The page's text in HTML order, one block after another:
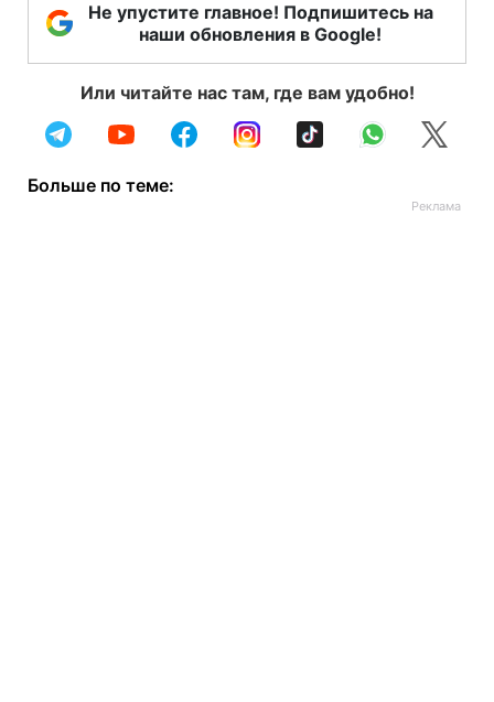
Не упустите главное! Подпишитесь на
наши обновления в Google!
Или читайте нас там, где вам удобно!
Больше по теме: